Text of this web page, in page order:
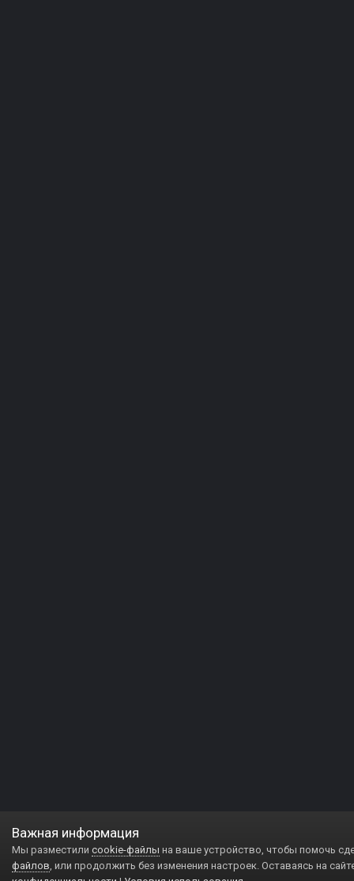
Важная информация
Мы разместили cookie-файлы на ваше устройство, чтобы помочь
файлов, или продолжить без изменения настроек. Оставаясь на